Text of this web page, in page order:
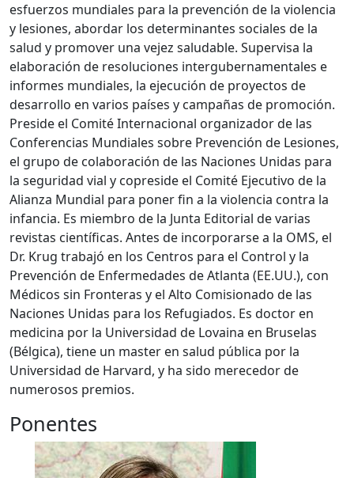
esfuerzos mundiales para la prevención de la violencia
y lesiones, abordar los determinantes sociales de la
salud y promover una vejez saludable. Supervisa la
elaboración de resoluciones intergubernamentales e
informes mundiales, la ejecución de proyectos de
desarrollo en varios países y campañas de promoción.
Preside el Comité Internacional organizador de las
Conferencias Mundiales sobre Prevención de Lesiones,
el grupo de colaboración de las Naciones Unidas para
la seguridad vial y copreside el Comité Ejecutivo de la
Alianza Mundial para poner fin a la violencia contra la
infancia. Es miembro de la Junta Editorial de varias
revistas científicas. Antes de incorporarse a la OMS, el
Dr. Krug trabajó en los Centros para el Control y la
Prevención de Enfermedades de Atlanta (EE.UU.), con
Médicos sin Fronteras y el Alto Comisionado de las
Naciones Unidas para los Refugiados. Es doctor en
medicina por la Universidad de Lovaina en Bruselas
(Bélgica), tiene un master en salud pública por la
Universidad de Harvard, y ha sido merecedor de
numerosos premios.
Ponentes